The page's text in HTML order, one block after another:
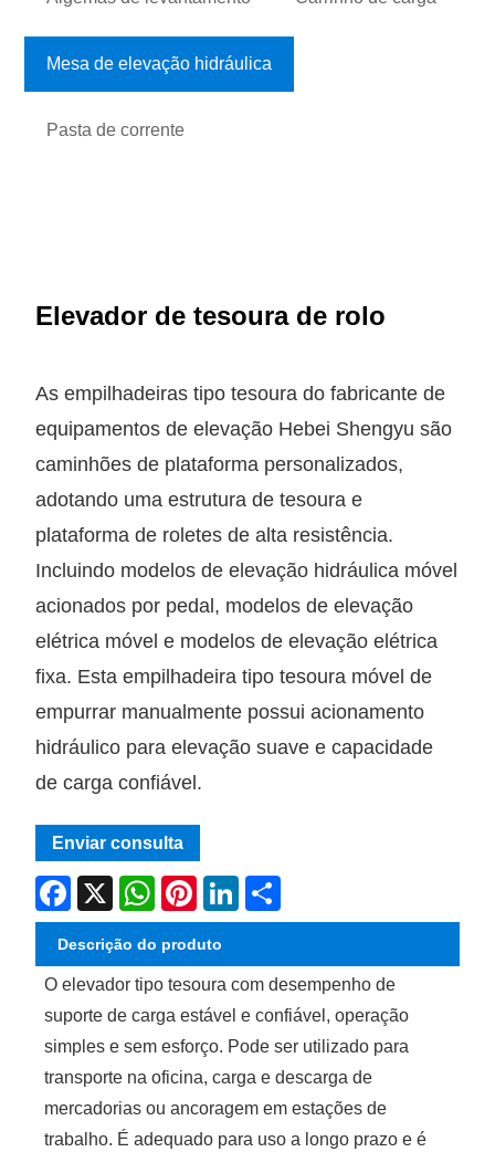
Mesa de elevação hidráulica
Pasta de corrente
Elevador de tesoura de rolo
As empilhadeiras tipo tesoura do fabricante de
equipamentos de elevação Hebei Shengyu são
caminhões de plataforma personalizados,
adotando uma estrutura de tesoura e
plataforma de roletes de alta resistência.
Incluindo modelos de elevação hidráulica móvel
acionados por pedal, modelos de elevação
elétrica móvel e modelos de elevação elétrica
fixa. Esta empilhadeira tipo tesoura móvel de
empurrar manualmente possui acionamento
hidráulico para elevação suave e capacidade
de carga confiável.
Enviar consulta
Facebook
X WhatsAppPinterestLinkedIn
Descrição do produto
O elevador tipo tesoura com desempenho de
suporte de carga estável e confiável, operação
simples e sem esforço. Pode ser utilizado para
transporte na oficina, carga e descarga de
mercadorias ou ancoragem em estações de
trabalho. É adequado para uso a longo prazo e é